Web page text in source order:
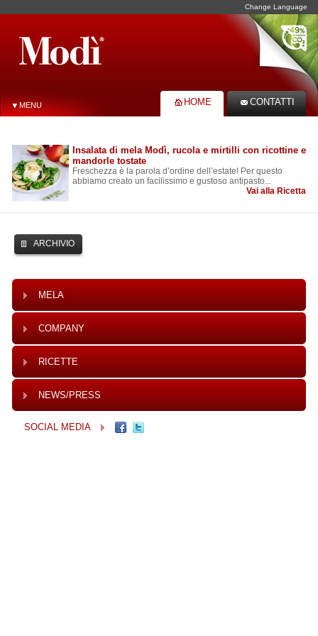
Change Language
MENU CONTATTI
HOME
Insalata di mela Modì, rucola e mirtilli con ricottine e
mandorle tostate
Freschezza è la parola d’ordine dell’estate! Per questo
abbiamo creato un facilissimo e gustoso antipasto...
Vai alla Ricetta
ARCHIVIO
MELA
COMPANY
RICETTE
NEWS/PRESS
SOCIAL MEDIA